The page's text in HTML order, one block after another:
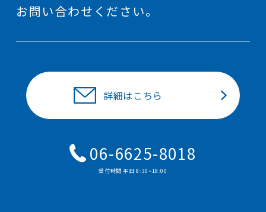
お問い合わせください。
詳細はこちら
06-6625-8018
受付時間 平⽇ 8:30~18:00